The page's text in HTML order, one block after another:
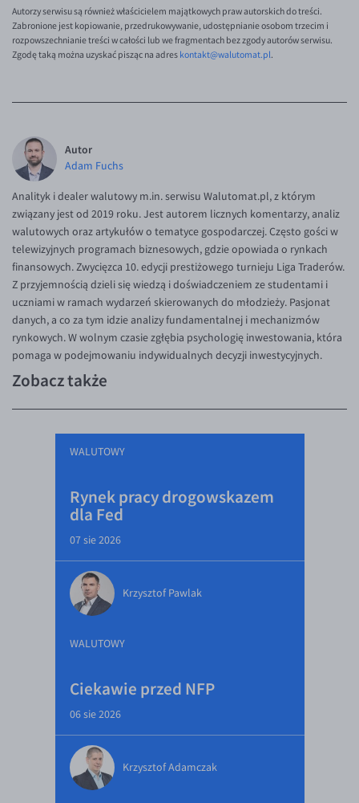
Autorzy serwisu są również właścicielem majątkowych praw autorskich do treści.
Zabronione jest kopiowanie, przedrukowywanie, udostępnianie osobom trzecim i
rozpowszechnianie treści w całości lub we fragmentach bez zgody autorów serwisu.
Zgodę taką można uzyskać pisząc na adres kontakt@walutomat.pl.
Autor
Adam Fuchs
Analityk i dealer walutowy m.in. serwisu Walutomat.pl, z którym
związany jest od 2019 roku. Jest autorem licznych komentarzy, analiz
walutowych oraz artykułów o tematyce gospodarczej. Często gości w
telewizyjnych programach biznesowych, gdzie opowiada o rynkach
finansowych. Zwycięzca 10. edycji prestiżowego turnieju Liga Traderów.
Z przyjemnością dzieli się wiedzą i doświadczeniem ze studentami i
uczniami w ramach wydarzeń skierowanych do młodzieży. Pasjonat
danych, a co za tym idzie analizy fundamentalnej i mechanizmów
rynkowych. W wolnym czasie zgłębia psychologię inwestowania, która
pomaga w podejmowaniu indywidualnych decyzji inwestycyjnych.
Zobacz także
WALUTOWY
Rynek pracy drogowskazem
dla Fed
07 sie 2026
Krzysztof Pawlak
WALUTOWY
Ciekawie przed NFP
06 sie 2026
Krzysztof Adamczak